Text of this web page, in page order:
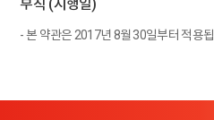
부칙 (시행일)
- 본 약관은 2017년 8월 30일부터 적용됩